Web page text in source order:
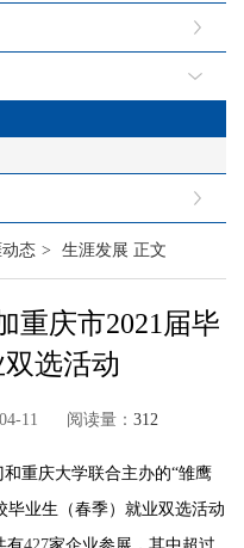
态 > 生涯发展 正文
重庆市2021届毕
选活动
11 阅读量： 312
重庆大学联合主办的“雏鹰
毕业生（春季）就业双选活动